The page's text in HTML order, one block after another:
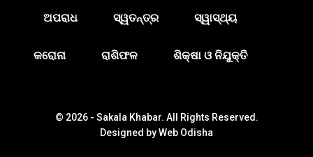
ଅପରାଧ ସ୍ୱତନ୍ତ୍ର ସ୍ୱାସ୍ଥ୍ୟ
କରୋନା ରାଶିଫଳ ଶିକ୍ଷା ଓ ନିଯୁକ୍ତି
© 2026 - Sakala Khabar. All Rights Reserved.
Designed byWeb Odisha